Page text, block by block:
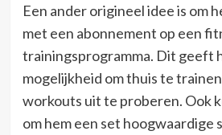
Een ander origineel idee is om
met een abonnement op een
trainingsprogramma. Dit geeft
mogelijkheid om thuis te
workouts uit te proberen. Ook
om hem een set hoogwaardige